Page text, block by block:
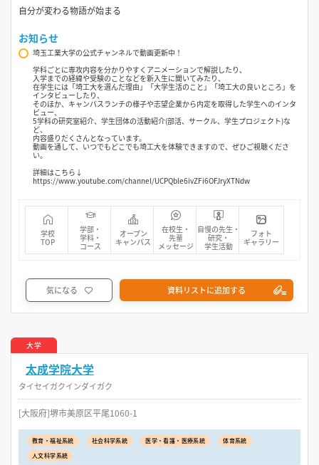
自分が変わる物語が始まる
お知らせ
埼玉工業大学の公式チャンネルで動画更新中！
学科ごとに専攻内容を分かりやすくアニメーションで解説したり、
入学までの経緯や受験のことなどを新入生に聞いてみたり、
在学生には「埼工大を選んだ理由」「大学生活のこと」「埼工大の良いところ」を
インタビューしたり、
そのほか、キャンパスランチの様子や志望企業から内定を取得した学生へのインタ
ビュー、
5学科の研究室紹介、学生団体の活動紹介(部活、サークル、学生プロジェクト)な
ど、
内容盛りだくさんとなっています。
動画を通して、いつでもどこでも埼工大を体験できますので、ぜひご視聴くださ
い。
詳細はこちら↓
https://www.youtube.com/channel/UCPQble6ivZFi6OFJryXTNdw
学校
TOP
学部・
学科・
コース
オープン
キャンパス
在校生・
先輩
メッセージ
自慢の先生・
研究・
学生活動
フォト
ギャラリー
気になる 資料リストに追加する
大学
太成学院大学
タイセイガクインダイガク
[大阪府]堺市美原区平尾1060-1
教育・福祉系統 社会科学系統 医学・看護・医療系統
体育系統
人文科学系統